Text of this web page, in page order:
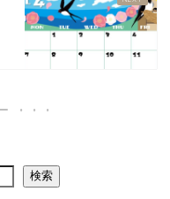
検索